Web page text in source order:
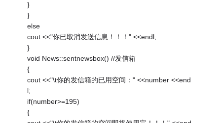
}
}
else
cout <<"你已取消发送信息！！！" <<endl;
}
void News::sentnewsbox() //发信箱
{
cout <<"\t你的发信箱的已用空间：" <<number <<end
l;
if(number>=195)
{